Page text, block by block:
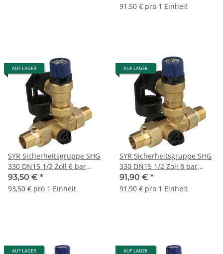
91,50 € pro 1 Einheit
AUF LAGER
SYR Sicherheitsgruppe SHG
330 DN15 1/2 Zoll 6 bar
0330.15.100
93,50 € *
93,50 € pro 1 Einheit
AUF LAGER
SYR Sicherheitsgruppe SHG
330 DN15 1/2 Zoll 8 bar
0330.15.101
91,90 € *
91,90 € pro 1 Einheit
AUF LAGER AUF LAGER